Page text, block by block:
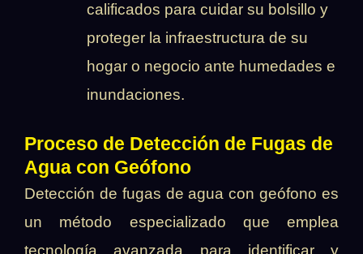
calificados para cuidar su bolsillo y
proteger la infraestructura de su
hogar o negocio ante humedades e
inundaciones.
Proceso de Detección de Fugas de
Agua con Geófono
Detección de fugas de agua con geófono es
un método especializado que emplea
tecnología avanzada para identificar y